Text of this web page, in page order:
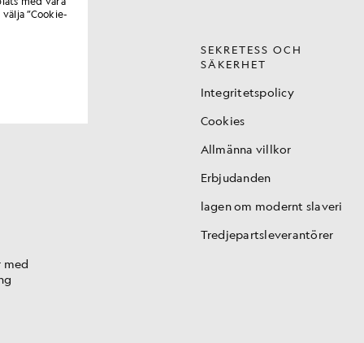
med
SEKRETESS OCH
SÄKERHET
Integritetspolicy
Cookies
Allmänna villkor
Erbjudanden
lagen om modernt slaveri
Tredjepartsleverantörer
”Cookie-